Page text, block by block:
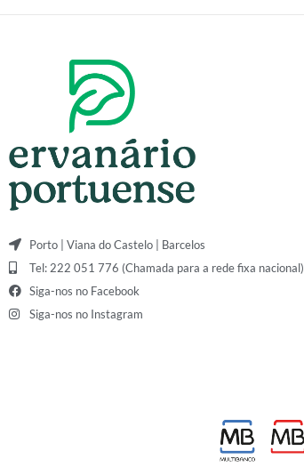
Porto | Viana do Castelo | Barcelos
Tel: 222 051 776 (Chamada para a rede fixa nacional)
Siga-nos no Facebook
Siga-nos no Instagram